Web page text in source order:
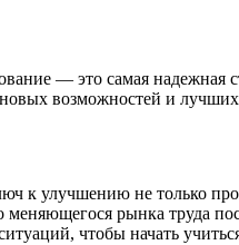
— это самая
возможностей и
к улучшению не только
рынка труда
чтобы начать